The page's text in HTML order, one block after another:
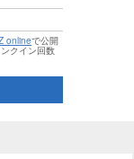
onlineで公開
クイン回数